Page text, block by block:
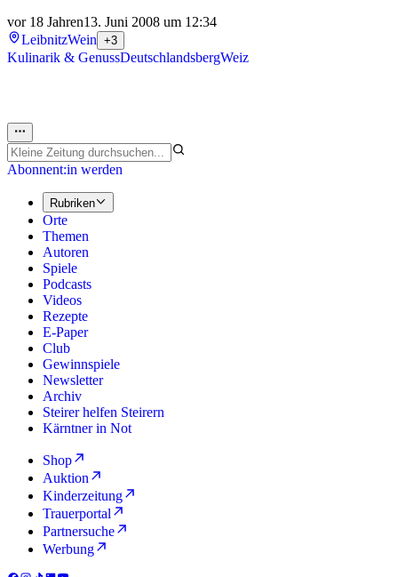
vor 18 Jahren13. Juni 2008 um 12:34
LeibnitzWein +3
Kulinarik & GenussDeutschlandsbergWeiz
Abonnent:in werden
Rubriken
Orte
Themen
Autoren
Spiele
Podcasts
Videos
Rezepte
E-Paper
Club
Gewinnspiele
Newsletter
Archiv
Steirer helfen Steirern
Kärntner in Not
Shop
Auktion
Kinderzeitung
Trauerportal
Partnersuche
Werbung